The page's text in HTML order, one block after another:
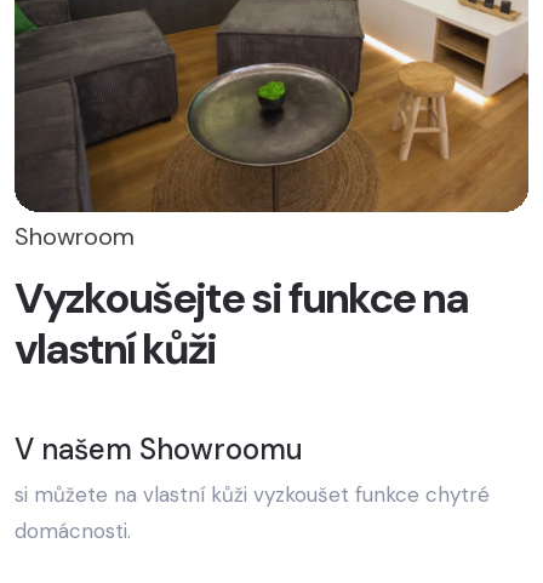
Showroom
Vyzkoušejte si funkce na
vlastní kůži
V našem Showroomu
si můžete na vlastní kůži vyzkoušet funkce chytré
domácnosti.